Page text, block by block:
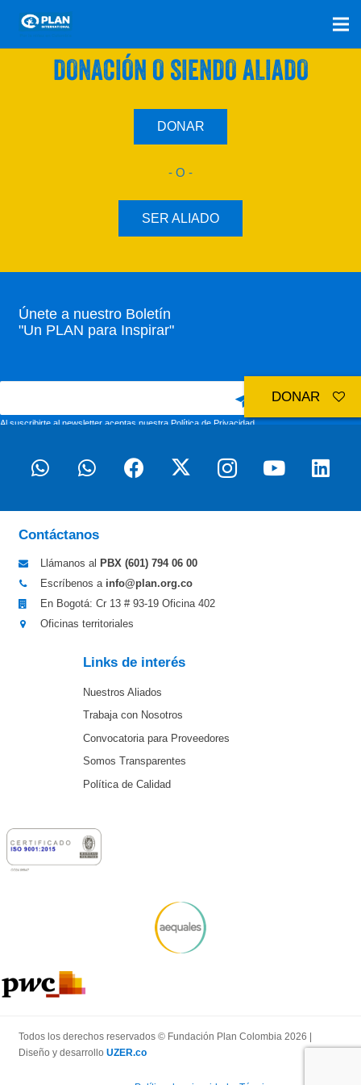
SÚMATE A NUESTRO PLAN CON UNA
DONACIÓN O SIENDO ALIADO
DONAR
- O -
SER ALIADO
Únete a nuestro Boletín
"Un PLAN para Inspirar"
Al suscribirte al newsletter aceptas nuestraPolítica de Privacidad
Contáctanos
Llámanos al PBX (601) 794 06 00
Escríbenos a info@plan.org.co
En Bogotá: Cr 13 # 93-19 Oficina 402
Oficinas territoriales
Links de interés
Nuestros Aliados
Trabaja con Nosotros
Convocatoria para Proveedores
Somos Transparentes
Política de Calidad
Todos los derechos reservados © Fundación Plan Colombia 2026 |
Diseño y desarrollo UZER.co
DONAR